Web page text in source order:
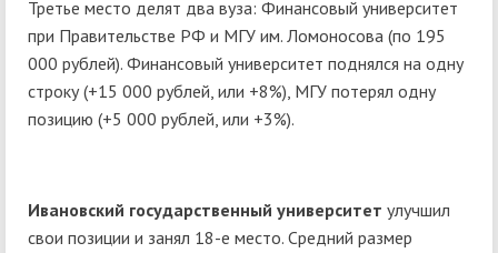
Третье место делят два вуза: Финансовый университет
при Правительстве РФ и МГУ им. Ломоносова (по 195
000 рублей). Финансовый университет поднялся на одну
строку (+15 000 рублей, или +8%), МГУ потерял одну
позицию (+5 000 рублей, или +3%).
Ивановский государственный университет улучшил
свои позиции и занял 18-е место. Средний размер